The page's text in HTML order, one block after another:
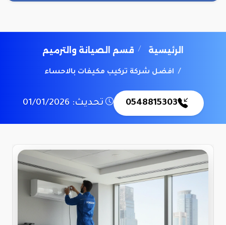
الرئيسية قسم الصيانة والترميم
افضل شركة تركيب مكيفات بالاحساء
0548815303 تحديث: 01/01/2026